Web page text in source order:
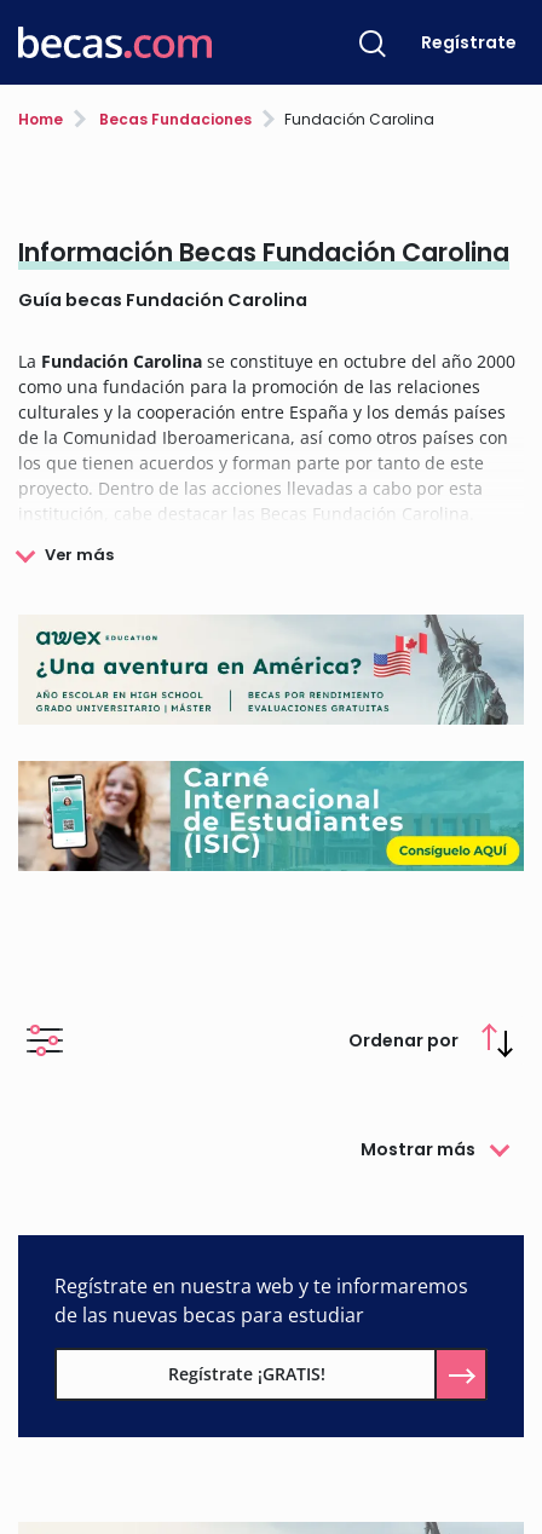
Regístrate
Home Becas Fundaciones Fundación Carolina
Información Becas Fundación Carolina
Guía becas Fundación Carolina
La Fundación Carolina se constituye en octubre del año 2000
como una fundación para la promoción de las relaciones
culturales y la cooperación entre España y los demás países
de la Comunidad Iberoamericana, así como otros países con
los que tienen acuerdos y forman parte por tanto de este
proyecto. Dentro de las acciones llevadas a cabo por esta
institución, cabe destacar las Becas Fundación Carolina.
La Fundación Carolina tiene por tanto una doble naturaleza
Por todo ello es un instrumento idóneo para potenciar la
acción exterior española en favor del progreso científico y el
fortalecimiento institucional dentro de un marco sostenible.
La fundación presenta varias singularidades, en comparación
con otras fundaciones, como participar tanto en actos
púbicos como privados, y su capacidad de servir como puente
entre las administraciones públicas y las empresas.
Con varios años de experiencia el programa Becas Fundación
Carolina, es uno de los programas más destacados en este
ámbito, ya que ofrece una gran cantidad de becas destinadas
de Naciones y de Portugal.
Ordenar por
Mostrar más
Regístrate en nuestra web y te informaremos
de las nuevas becas para estudiar
Regístrate ¡GRATIS!